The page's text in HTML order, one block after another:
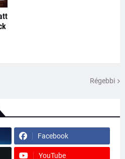
Régebbi
Facebook
YouTube